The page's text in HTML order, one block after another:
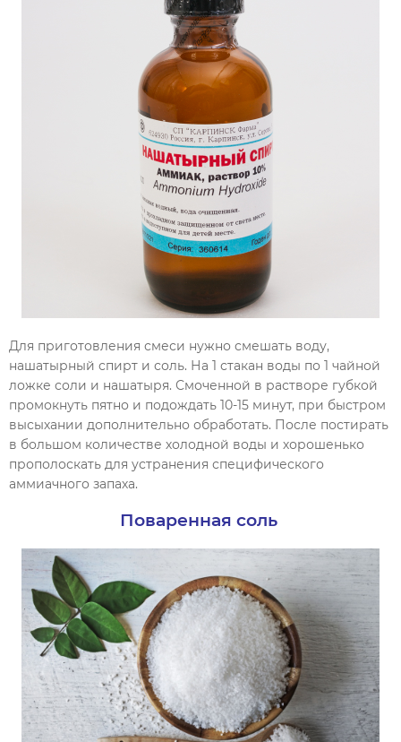
Для приготовления смеси нужно смешать воду,
нашатырный спирт и соль. На 1 стакан воды по 1 чайной
ложке соли и нашатыря. Смоченной в растворе губкой
промокнуть пятно и подождать 10-15 минут, при быстром
высыхании дополнительно обработать. После постирать
в большом количестве холодной воды и хорошенько
прополоскать для устранения специфического
аммиачного запаха.
Поваренная соль